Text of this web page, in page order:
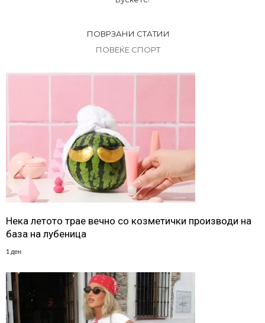
ПОВРЗАНИ СТАТИИ
ПОВЕЌЕ СПОРТ
Нека летото трае вечно со козметички производи на
база на лубеница
1 ден